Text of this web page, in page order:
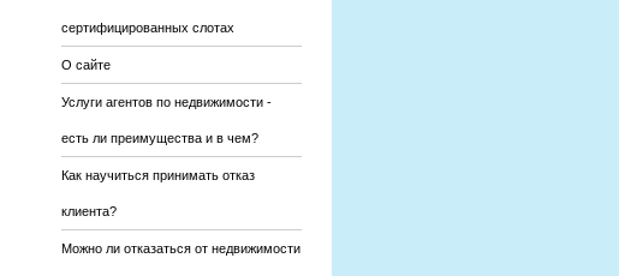
сертифицированных слотах
О сайте
Услуги агентов по недвижимости -
есть ли преимущества и в чем?
Как научиться принимать отказ
клиента?
Можно ли отказаться от недвижимости